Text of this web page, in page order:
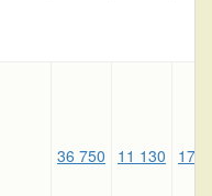
36 750 11 130 17